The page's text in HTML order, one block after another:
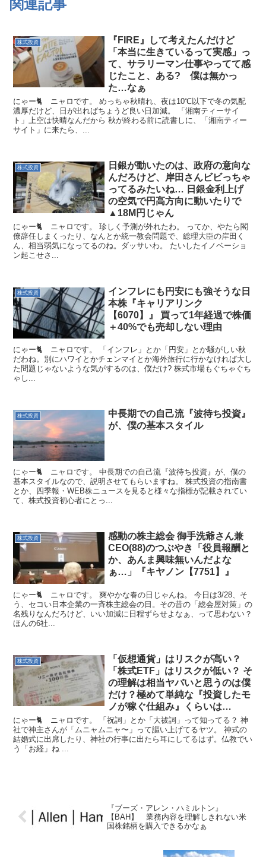
関連記事
株式投資
『FIRE』して考えたんだけど
「本当に生きているって実感」っ
て、サラリーマン仕事やってて感
じたこと、ある? 僕は無かっ
た…なぁ
にゃー🐈 ニャロです。 めっちゃ秋晴れ、夜は10℃以下で冬の気配
濃厚だけど、日が出ればちょうど良い日加減。 「湘南ティーサイ
ト」上空は快晴なんだから 秋が終わる前に読書しに、「湘南ティー
サイト」に来たら、...
株式投資
日銀が動いたのは、政府の意向な
んだろけど、岸田さんビビっちゃ
ってるみたいね… 日銀金利上げ
の空気で円高方向に動いたりで
▲18M円じゃん
にゃー🐈 ニャロです。 珍しく予測が外れたわ。 ってか、やたら閣
僚辞任しまくったり、なんとか統一教会問題で、総理大臣の岸田く
ん、相当弱気になってるのね。ダッサいわ。 たいしたイノベーショ
ン起こせさ...
株式投資
インフレにも円安にも強そうな日
本株『キャリアリンク
【6070】』 買って1年経過で株価
＋40%でも売却しない理由
にゃー🐈️ ニャロです。 「インフレ」とか「円安」とか騒がしい秋
だわね。別にハワイとかチェンマイとか海外旅行に行かなければ大し
た問題じゃないような気がするのは、僕だけ? 株式市場もぐちゃぐち
ゃし...
株式投資
中長期での自己流『波待ち投資』
が、僕の基本スタイル
にゃー🐈 ニャロです。 中長期での自己流『波待ち投資』が、僕の
基本スタイルなので、説明させてもらいますね。 株式投資の指南書
とか、四季報・WEB株ニュースを見ると様々な指標が記載されてい
て、株式投資初心者にとっ...
株式投資
感動の株主総会 御手洗爺さん兼
CEO(88)のつぶやき「役員報酬と
か、あんま興味無いんだよな
ぁ…」『キヤノン【7751】』
にゃー🐈 ニャロです。 爽やかな春の日じゃんね。 今日は3/28、そ
う、セコい日本企業の一斉株主総会の日。その昔の「総会屋対策」の
名残りなんだろけど、いい加減に日程ずらせよなぁ、って思わない？
ほんの6社...
株式投資
「仮想通貨」はリスクが高い？
「株式ETF」はリスクが低い？ そ
の理解は相当ヤバいと思うのは僕
だけ？極めて単純な『投資したモ
ノが稼ぐ仕組み』くらいは…
にゃー🐈 ニャロです。 「祝詞」とか「大祓詞」って知ってる？ 神
社で神主さんが「ムニャムニャ〜」って謳い上げてるヤツ。 神式の
結婚式に出席したり、神社の行事に出たら耳にしてるはず。仏教でい
う「お経」ね ...
『ブーズ・アレン・ハミルトン』
【BAH】 業務内容を理解しきれない米
国株銘柄を購入できるかなぁ